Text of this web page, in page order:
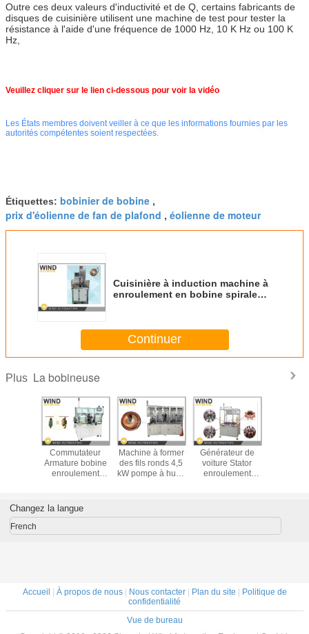
Outre ces deux valeurs d'inductivité et de Q, certains fabricants de
disques de cuisinière utilisent une machine de test pour tester la
résistance à l'aide d'une fréquence de 1000 Hz, 10 K Hz ou 100 K
Hz,
Veuillez cliquer sur le lien ci-dessous pour voir la vidéo
Les États membres doivent veiller à ce que les informations fournies par les
autorités compétentes soient respectées.
Étiquettes: bobinier de bobine ,
prix d'éolienne de fan de plafond , éolienne de moteur
Cuisinière à induction machine à
enroulement en bobine spirale
Continuer
Plus La bobineuse
Commutateur
Armature bobine
enroulement
marteaux moteur
d'outil électrique
Machine à former
des fils ronds 4,5
kW pompe à huile
Générateur de
voiture Stator
enroulement
d'insertion de coin
Changez la langue
French
Accueil | À propos de nous| Nous contacter| Plan du site | Politique de
confidentialité
Vue de bureau